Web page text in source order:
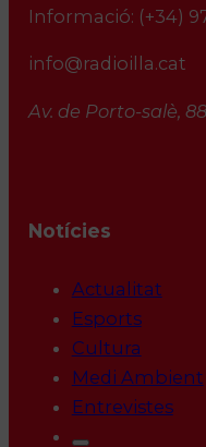
Informació: (+34)
info@radioilla.cat
Av. de Porto-salè,
Notícies
Actualitat
Esports
Cultura
Medi Ambient
Entrevistes